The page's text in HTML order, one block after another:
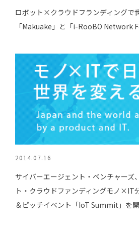
ロボット×クラウドフランディングで
「Makuake」と「i-RooBO Network
2014.07.16
サイバーエージェント・ベンチャーズ
ト・クラウドファンディングモノ×IT
＆ピッチイベント「IoT Summit」を